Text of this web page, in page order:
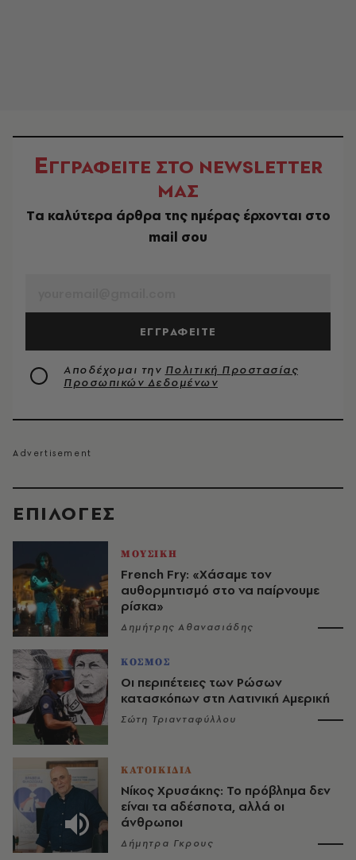
EΠΙΛΟΓΈΣ
ΜΟΥΣΙΚΗ
French Fry: «Χάσαμε τον
αυθορμητισμό στο να παίρνουμε
ρίσκα»
Δημήτρης Αθανασιάδης
ΚΟΣΜΟΣ
Οι περιπέτειες των Ρώσων
κατασκόπων στη Λατινική Αμερική
Σώτη Τριανταφύλλου
ΚΑΤΟΙΚΙΔΙΑ
Νίκος Χρυσάκης: Το πρόβλημα δεν
είναι τα αδέσποτα, αλλά οι
άνθρωποι
Δήμητρα Γκρους
ΕΓΓΡΑΦΕΙΤΕ ΣΤΟ NEWSLETTER
ΜΑΣ
Tα καλύτερα άρθρα της ημέρας έρχονται στο
mail σου
ΕΓΓΡΑΦΕΙΤΕ
Αποδέχομαι την Πολιτική Προστασίας
Προσωπικών Δεδομένων